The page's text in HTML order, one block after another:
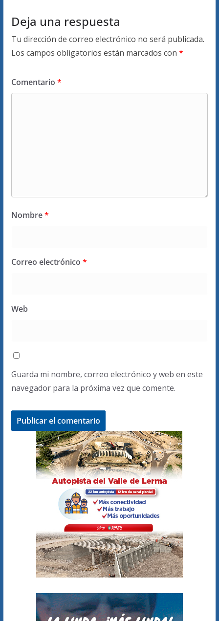
Deja una respuesta
Tu dirección de correo electrónico no será publicada.
Los campos obligatorios están marcados con *
Comentario *
Nombre*
Correo electrónico *
Web
Guarda mi nombre, correo electrónico y web en este
navegador para la próxima vez que comente.